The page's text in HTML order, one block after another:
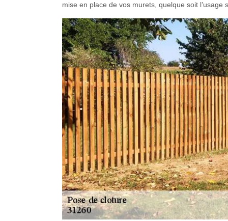
mise en place de vos murets, quelque soit l’usage